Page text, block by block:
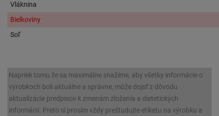
Vláknina
Bielkoviny
Soľ
Napriek tomu že sa maximálne snažíme, aby všetky informácie o
výrobkoch boli aktuálne a správne, môže dojsť z dôvodu
aktualizácie predpisov k zmenám zloženia a dietetických
informácií. Preto si prosím vždy preštudujte etiketu na výrobku a